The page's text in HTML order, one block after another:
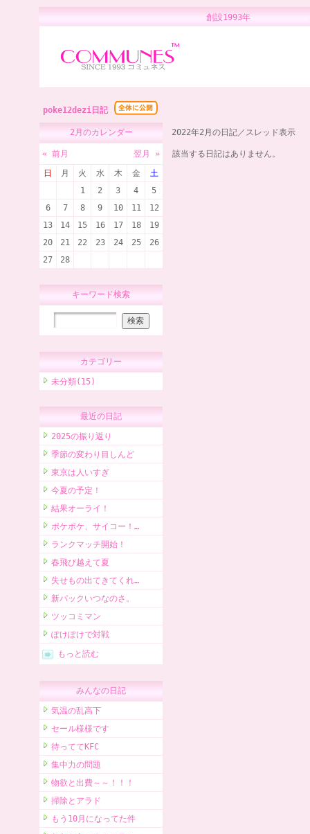
創設1993年 コ
poke12dezi日記
2月のカレンダー
« 前月
翌月 »
日
月 火 水 木 金
土
1
2 3 4
5
6
7 8 9 10 11
12
13
14 15 16 17 18
19
20
21 22 23 24 25
26
27
28
キーワード検索
カテゴリー
未分類(15)
最近の日記
2025の振り返り
季節の変わり目しんど
東京は人いすぎ
今夏の予定！
結果オーライ！
ポケポケ、サイコー！…
ランクマッチ開始！
春飛び越えて夏
失せもの出てきてくれ…
新パックいつなのさ。
ツッコミマン
ぽけぽけで対戦
もっと読む
みんなの日記
気温の乱高下
セール様様です
待っててKFC
集中力の問題
物欲と出費～～！！！
掃除とアラド
もう10月になってた件
2022年2月の日記／スレッド表示
該当する日記はありません。